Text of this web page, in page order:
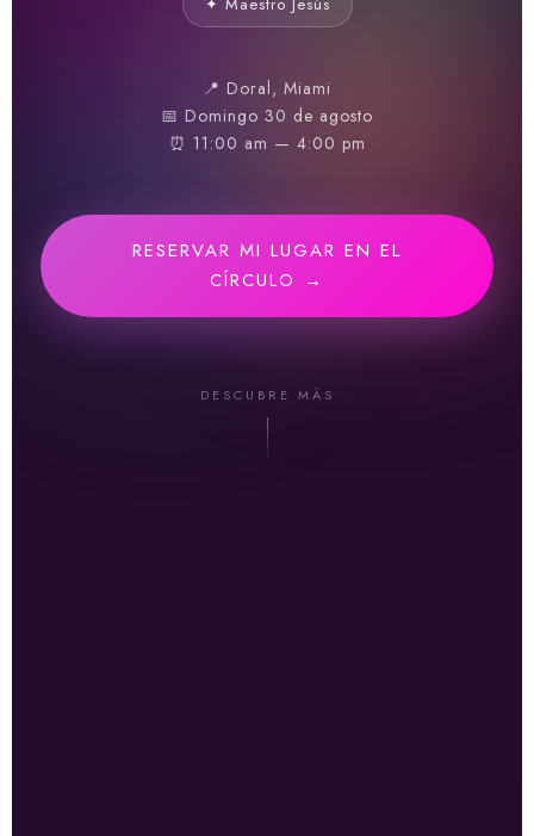
📍 Doral, Miami
📅 Domingo 30 de agosto
⏰ 11:00 am — 4:00 pm
RESERVAR MI LUGAR EN EL
CÍRCULO →
DESCUBRE MÁS